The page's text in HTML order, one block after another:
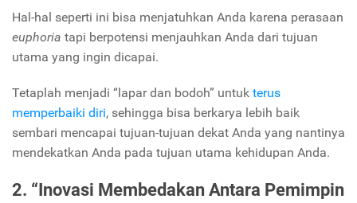
Hal-hal seperti ini bisa menjatuhkan Anda karena perasaan
euphoria tapi berpotensi menjauhkan Anda dari tujuan
utama yang ingin dicapai.
Tetaplah menjadi “lapar dan bodoh” untuk terus
memperbaiki diri, sehingga bisa berkarya lebih baik
sembari mencapai tujuan-tujuan dekat Anda yang nantinya
mendekatkan Anda pada tujuan utama kehidupan Anda.
2. “Inovasi Membedakan Antara Pemimpin